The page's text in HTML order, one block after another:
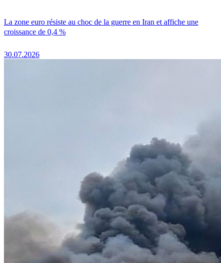
La zone euro résiste au choc de la guerre en Iran et affiche une
croissance de 0,4 %
30.07.2026